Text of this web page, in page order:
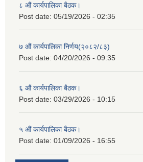
८ औं कार्यपालिका बैठक।
Post date: 05/19/2026 - 02:35
७ औं कार्यपालिका निर्णय(२०८२/८३)
Post date: 04/20/2026 - 09:35
६ औं कार्यपालिका बैठक।
Post date: 03/29/2026 - 10:15
५ औं कार्यपालिका बैठक।
Post date: 01/09/2026 - 16:55